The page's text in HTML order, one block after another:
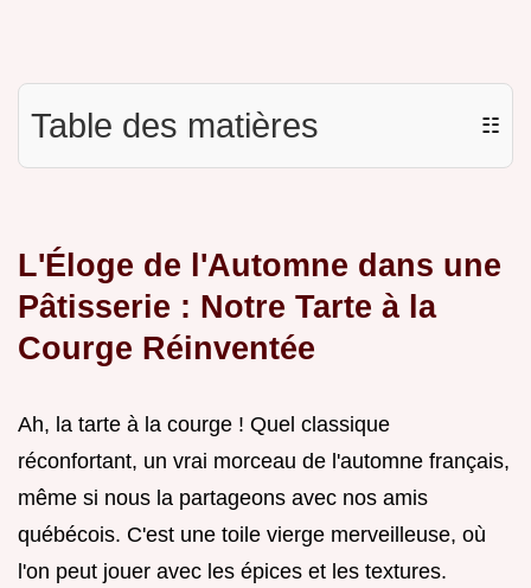
Table des matières ☷
L'Éloge de l'Automne dans une
Pâtisserie : Notre Tarte à la
Courge Réinventée
Ah, la tarte à la courge ! Quel classique
réconfortant, un vrai morceau de l'automne français,
même si nous la partageons avec nos amis
québécois. C'est une toile vierge merveilleuse, où
l'on peut jouer avec les épices et les textures.